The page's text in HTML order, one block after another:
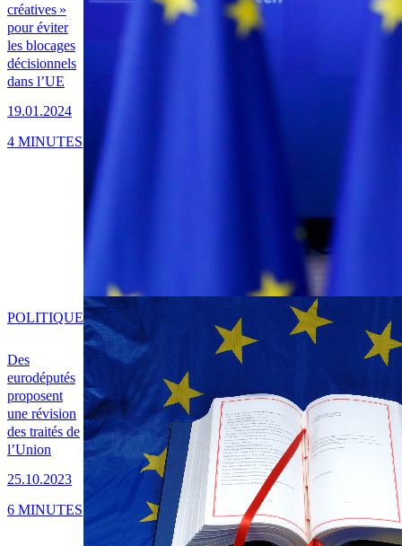
créatives »
pour éviter
les blocages
décisionnels
dans l’UE
19.01.2024
4 MINUTES
Des
eurodéputés
proposent
une révision
des traités de
l’Union
25.10.2023
POLITIQUE
6 MINUTES